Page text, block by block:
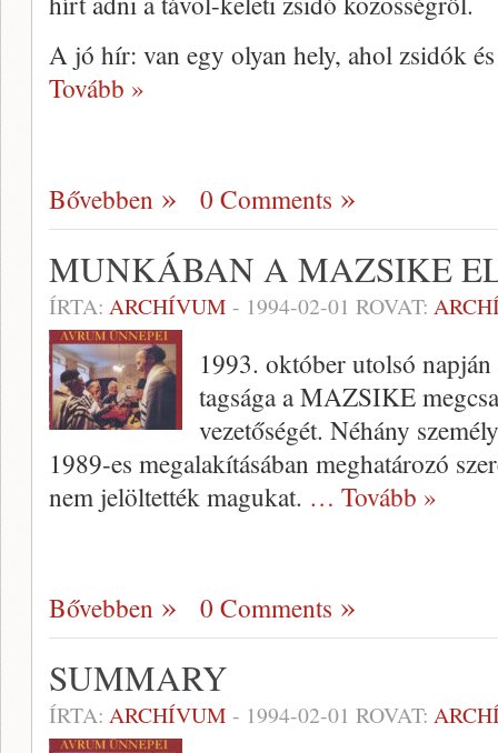
A jó hír: van egy olyan hely, ahol zsidók
Tovább »
Bővebben 0 Comments
MUNKÁBAN A MAZSIKE
ÍRTA: ARCHÍVUM - 1994-02-01 ROVAT:
1993. október utolsó
tagsága a MAZSIKE
vezetőségét. Néhány
1989-es megalakításában meghatározó
nem jelöltették magukat. … Tovább »
Bővebben 0 Comments
SUMMARY
ÍRTA: ARCHÍVUM - 1994-02-01 ROVAT: